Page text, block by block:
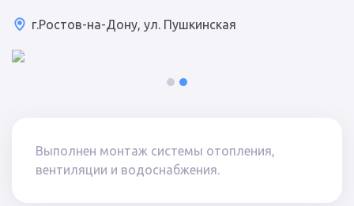
г.Ростов-на-Дону, ул. Пушкинская
1 2
Выполнен монтаж системы отопления,
вентиляции и водоснабжения.